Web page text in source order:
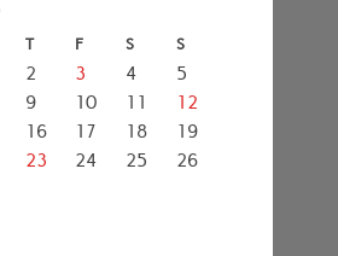
T F S S
2 3 4
5
9 10 11
12
16 17 18
19
23 24 25
26